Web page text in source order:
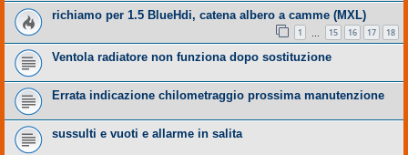
richiamo per 1.5 BlueHdi, catena albero a camme (MXL)
1 15 16 17 18
Ventola radiatore non funziona dopo sostituzione
Errata indicazione chilometraggio prossima manutenzione
sussulti e vuoti e allarme in salita